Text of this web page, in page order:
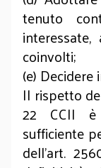
tenuto
coinvolti;
(e)
Il rispetto
22 CCII è
sufficiente
dell’art.